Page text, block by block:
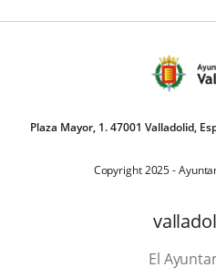
Plaza Mayor, 1. 47001 Valladolid,
Copyright 2025 -
El